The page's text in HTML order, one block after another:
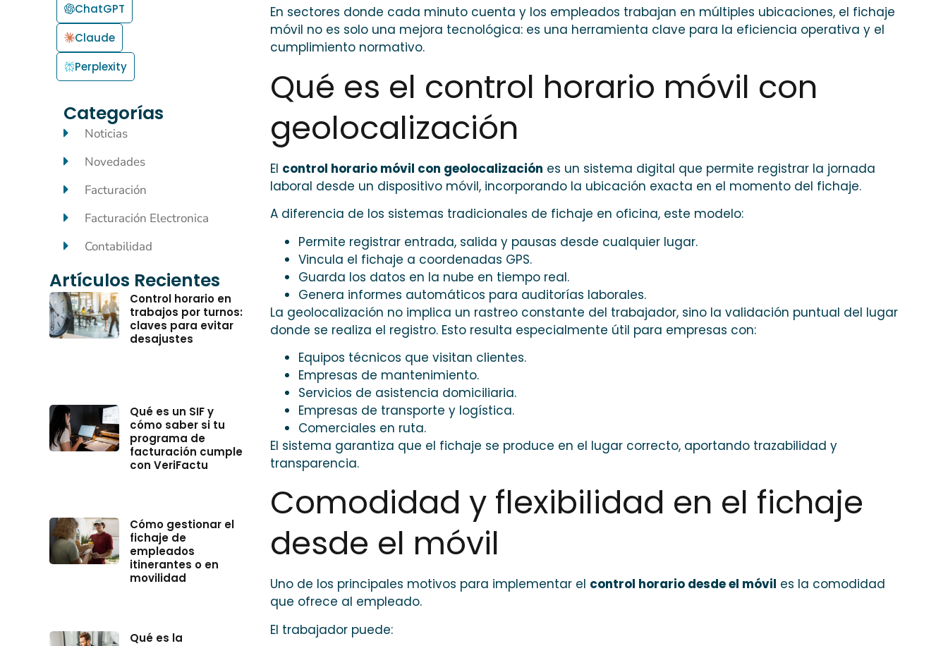
ChatGPT
Claude
Perplexity
Categorías
Noticias
Novedades
Facturación
Facturación Electronica
Contabilidad
Artículos Recientes
Control horario en
trabajos por turnos:
claves para evitar
desajustes
Qué es un SIF y
cómo saber si tu
programa de
facturación cumple
con VeriFactu
Cómo gestionar el
fichaje de
empleados
itinerantes o en
movilidad
Qué es la
En sectores donde cada minuto cuenta y los empleados trabajan en múltiples ubicaciones, el fichaje
móvil no es solo una mejora tecnológica: es una herramienta clave para la eficiencia operativa y el
cumplimiento normativo.
Qué es el control horario móvil con
geolocalización
El control horario móvil con geolocalización es un sistema digital que permite registrar la jornada
laboral desde un dispositivo móvil, incorporando la ubicación exacta en el momento del fichaje.
A diferencia de los sistemas tradicionales de fichaje en oficina, este modelo:
Permite registrar entrada, salida y pausas desde cualquier lugar.
Vincula el fichaje a coordenadas GPS.
Guarda los datos en la nube en tiempo real.
Genera informes automáticos para auditorías laborales.
La geolocalización no implica un rastreo constante del trabajador, sino la validación puntual del lugar
donde se realiza el registro. Esto resulta especialmente útil para empresas con:
Equipos técnicos que visitan clientes.
Empresas de mantenimiento.
Servicios de asistencia domiciliaria.
Empresas de transporte y logística.
Comerciales en ruta.
El sistema garantiza que el fichaje se produce en el lugar correcto, aportando trazabilidad y
transparencia.
Comodidad y flexibilidad en el fichaje
desde el móvil
Uno de los principales motivos para implementar el control horario desde el móvil es la comodidad
que ofrece al empleado.
El trabajador puede: